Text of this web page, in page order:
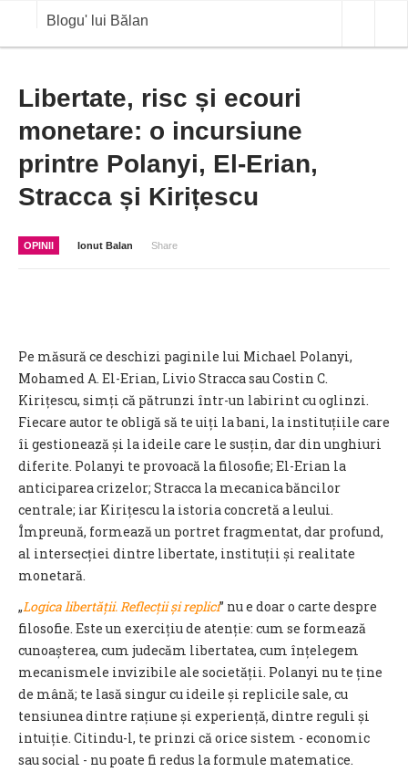
Blogu' lui Bălan
OPINII
ANALIZE
BLOG IN DIALOG
STIRI
CURS VALUTAR IN TIMP REAL
Libertate, risc și ecouri
monetare: o incursiune
printre Polanyi, El-Erian,
Stracca și Kirițescu
OPINII Ionut Balan Share
Pe măsură ce deschizi paginile lui Michael Polanyi,
Mohamed A. El-Erian, Livio Stracca sau Costin C.
Kirițescu, simți că pătrunzi într-un labirint cu oglinzi.
Fiecare autor te obligă să te uiți la bani, la instituțiile care
îi gestionează și la ideile care le susțin, dar din unghiuri
diferite. Polanyi te provoacă la filosofie; El-Erian la
anticiparea crizelor; Stracca la mecanica băncilor
centrale; iar Kirițescu la istoria concretă a leului.
Împreună, formează un portret fragmentat, dar profund,
al intersecției dintre libertate, instituții și realitate
monetară.
„Logica libertății. Reflecții și replici” nu e doar o carte despre
filosofie. Este un exercițiu de atenție: cum se formează
cunoașterea, cum judecăm libertatea, cum înțelegem
mecanismele invizibile ale societății. Polanyi nu te ține
de mână; te lasă singur cu ideile și replicile sale, cu
tensiunea dintre rațiune și experiență, dintre reguli și
intuiție. Citindu-l, te prinzi că orice sistem - economic
sau social - nu poate fi redus la formule matematice.